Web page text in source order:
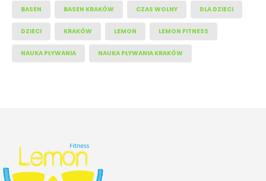
BASEN BASEN KRAKÓW CZAS WOLNY DLA DZIECI
DZIECI KRAKÓW LEMON LEMON FITNESS
NAUKA PŁYWANIA NAUKA PŁYWANIA KRAKÓW